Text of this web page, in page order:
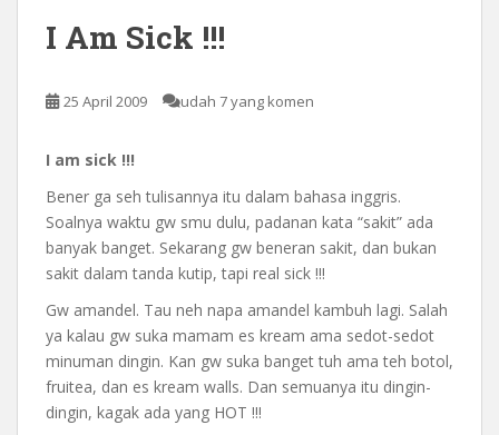
I Am Sick !!!
25 April 2009 udah 7 yang komen
I am sick !!!
Bener ga seh tulisannya itu dalam bahasa inggris.
Soalnya waktu gw smu dulu, padanan kata “sakit” ada
banyak banget. Sekarang gw beneran sakit, dan bukan
sakit dalam tanda kutip, tapi real sick !!!
Gw amandel. Tau neh napa amandel kambuh lagi. Salah
ya kalau gw suka mamam es kream ama sedot-sedot
minuman dingin. Kan gw suka banget tuh ama teh botol,
fruitea, dan es kream walls. Dan semuanya itu dingin-
dingin, kagak ada yang HOT !!!